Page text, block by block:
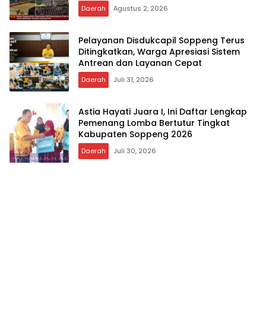
Daerah Agustus 2, 2026
Pelayanan Disdukcapil Soppeng Terus
Ditingkatkan, Warga Apresiasi Sistem
Antrean dan Layanan Cepat
Daerah Juli 31, 2026
Astia Hayati Juara I, Ini Daftar Lengkap
Pemenang Lomba Bertutur Tingkat
Kabupaten Soppeng 2026
Daerah Juli 30, 2026